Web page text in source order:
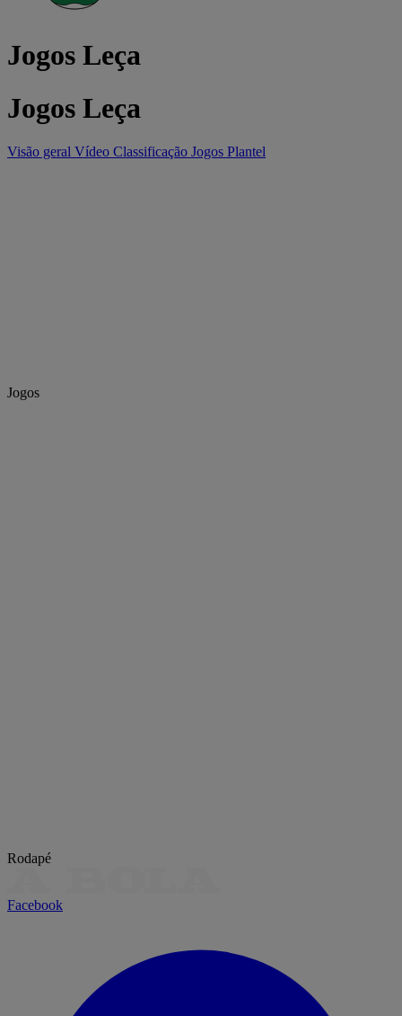
Jogos Leça
Jogos Leça
Visão geral Vídeo Classificação Jogos Plantel
Jogos
Rodapé
Facebook